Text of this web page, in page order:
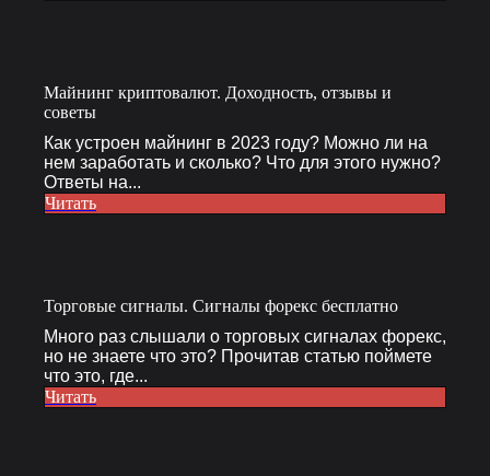
Майнинг криптовалют. Доходность, отзывы и
советы
Как устроен майнинг в 2023 году? Можно ли на
нем заработать и сколько? Что для этого нужно?
Ответы на...
Читать
Торговые сигналы. Сигналы форекс бесплатно
Много раз слышали о торговых сигналах форекс,
но не знаете что это? Прочитав статью поймете
что это, где...
Читать